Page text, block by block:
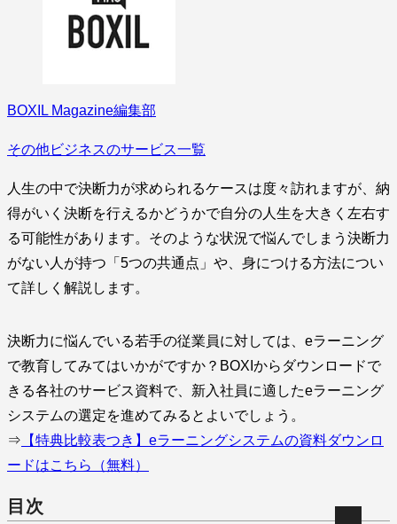
BOXIL Magazine編集部
その他ビジネスのサービス一覧
人生の中で決断力が求められるケースは度々訪れますが、納
得がいく決断を行えるかどうかで自分の人生を大きく左右す
る可能性があります。そのような状況で悩んでしまう決断力
がない人が持つ「5つの共通点」や、身につける方法につい
て詳しく解説します。
決断力に悩んでいる若手の従業員に対しては、eラーニング
で教育してみてはいかがですか？BOXIからダウンロードで
きる各社のサービス資料で、新入社員に適したeラーニング
システムの選定を進めてみるとよいでしょう。
⇒ 【特典比較表つき】eラーニングシステムの資料ダウンロ
ードはこちら（無料）
目次